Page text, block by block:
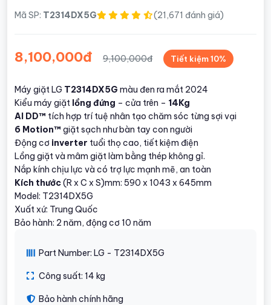
Mã SP: T2314DX5G (21,671 đánh giá)
8,100,000đ 9,100,000đ Tiết kiệm 10%
Máy giặt LG T2314DX5G màu đen ra mắt 2024
Kiểu máy giặt lồng đứng – cửa trên – 14Kg
AI DD™ tích hợp trí tuệ nhân tạo chăm sóc từng sợi vại
6 Motion™ giặt sạch như bàn tay con người
Động cơ inverter tuổi thọ cao, tiết kiệm điện
Lồng giặt và mâm giặt làm bằng thép không gỉ.
Nắp kính chịu lực và có trợ lực mạnh mẽ, an toàn
Kích thước(R x C x S)mm: 590 x 1043 x 645mm
Model: T2314DX5G
Xuất xứ: Trung Quốc
Bảo hành: 2 năm, động cơ 10 năm
Part Number: LG - T2314DX5G
Công suất: 14 kg
Bảo hành chính hãng